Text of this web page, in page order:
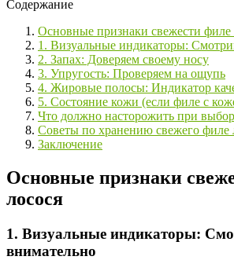
Содержание
Основные признаки свежести филе
1. Визуальные индикаторы:
2. Запах: Доверяем своему носу
3. Упругость: Проверяем на ощупь
4. Жировые полосы: Индикатор
5. Состояние кожи (если филе с
Что должно насторожить при
Советы по хранению свежего филе
Заключение
Основные признаки
лосося
1. Визуальные индикаторы:
внимательно